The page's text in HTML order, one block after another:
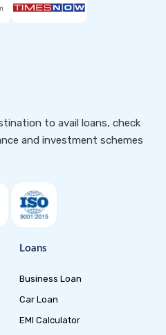
to avail loans, check
and investment schemes
Loans
Business Loan
Car Loan
EMI Calculator